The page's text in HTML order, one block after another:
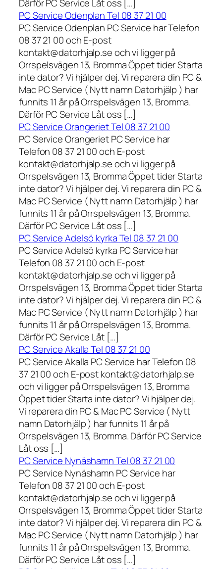
Därför PC Service Låt oss […]
PC Service Odenplan Tel 08 37 21 00
PC Service Odenplan PC Service har Telefon
08 37 21 00 och E-post
kontakt@datorhjalp.se och vi ligger på
Orrspelsvägen 13, Bromma Öppet tider Starta
inte dator? Vi hjälper dej. Vi reparera din PC &
Mac PC Service ( Nytt namn Datorhjälp ) har
funnits 11 år på Orrspelsvägen 13, Bromma.
Därför PC Service Låt oss […]
PC Service Orangeriet Tel 08 37 21 00
PC Service Orangeriet PC Service har
Telefon 08 37 21 00 och E-post
kontakt@datorhjalp.se och vi ligger på
Orrspelsvägen 13, Bromma Öppet tider Starta
inte dator? Vi hjälper dej. Vi reparera din PC &
Mac PC Service ( Nytt namn Datorhjälp ) har
funnits 11 år på Orrspelsvägen 13, Bromma.
Därför PC Service Låt oss […]
PC Service Adelsö kyrka Tel 08 37 21 00
PC Service Adelsö kyrka PC Service har
Telefon 08 37 21 00 och E-post
kontakt@datorhjalp.se och vi ligger på
Orrspelsvägen 13, Bromma Öppet tider Starta
inte dator? Vi hjälper dej. Vi reparera din PC &
Mac PC Service ( Nytt namn Datorhjälp ) har
funnits 11 år på Orrspelsvägen 13, Bromma.
Därför PC Service Låt […]
PC Service Akalla Tel 08 37 21 00
PC Service Akalla PC Service har Telefon 08
37 21 00 och E-post kontakt@datorhjalp.se
och vi ligger på Orrspelsvägen 13, Bromma
Öppet tider Starta inte dator? Vi hjälper dej.
Vi reparera din PC & Mac PC Service ( Nytt
namn Datorhjälp ) har funnits 11 år på
Orrspelsvägen 13, Bromma. Därför PC Service
Låt oss […]
PC Service Nynäshamn Tel 08 37 21 00
PC Service Nynäshamn PC Service har
Telefon 08 37 21 00 och E-post
kontakt@datorhjalp.se och vi ligger på
Orrspelsvägen 13, Bromma Öppet tider Starta
inte dator? Vi hjälper dej. Vi reparera din PC &
Mac PC Service ( Nytt namn Datorhjälp ) har
funnits 11 år på Orrspelsvägen 13, Bromma.
Därför PC Service Låt oss […]